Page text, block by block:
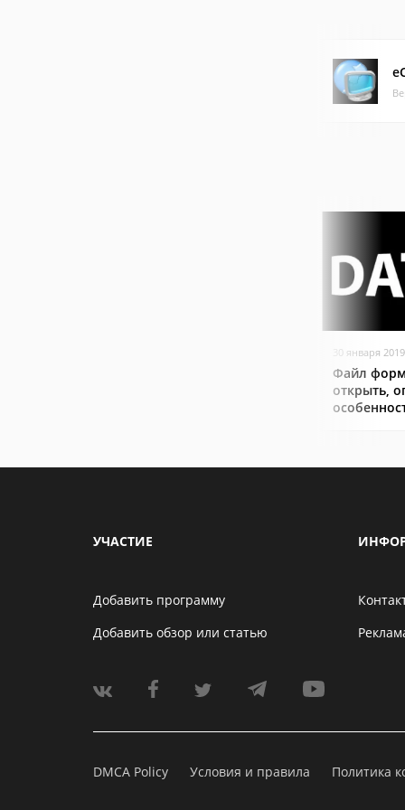
30 января 2019
Файл
открыть,
УЧАСТИЕ
Добавить программу
Добавить обзор или статью
DMCA Policy Условия и правила Политика